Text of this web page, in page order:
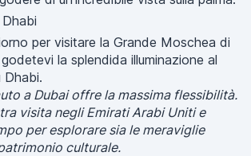
per visitare la Grande Moschea di
la splendida illuminazione al
a Dubai offre la massima flessibilità.
visita negli Emirati Arabi Uniti e
per esplorare sia le meraviglie
culturale.